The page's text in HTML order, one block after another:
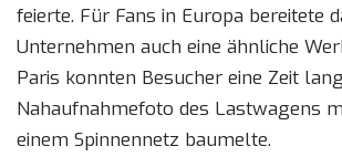
feierte. Für Fans in Europa bereitete
Unternehmen auch eine ähnliche
Paris konnten Besucher eine Zeit
Nahaufnahmefoto des Lastwagens
einem Spinnennetz baumelte.